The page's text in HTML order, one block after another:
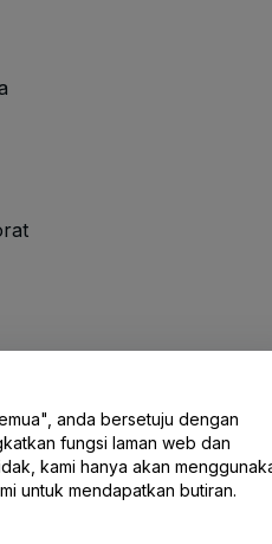
Kami
anda bersetuju dengan
fungsi laman web dan
kami hanya akan
untuk mendapatkan butiran.